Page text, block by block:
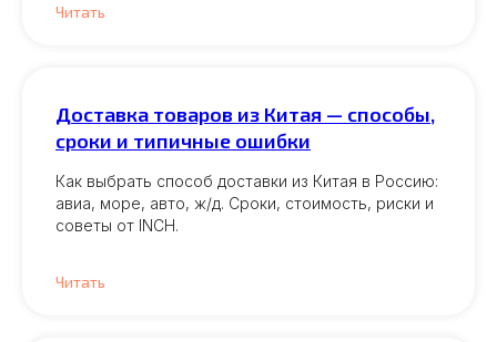
Читать
Доставка товаров из Китая — способы,
сроки и типичные ошибки
Как выбрать способ доставки из Китая в Россию:
авиа, море, авто, ж/д. Сроки, стоимость, риски и
советы от INCH.
Читать